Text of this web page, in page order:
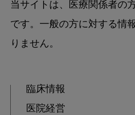
当サイトは、医療関係者の
です。一般の方に対する情
りません。
臨床情報
医院経営